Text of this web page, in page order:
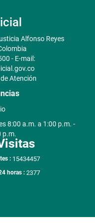
Alfonso Reyes
- E-mail:
Atención
8:00 a.m. a 1:00 p.m. -
p.m.
: 15434457
horas : 2377